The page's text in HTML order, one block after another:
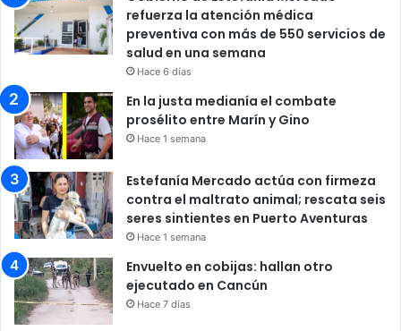
refuerza la atención médica
preventiva con más de 550 servicios de
salud en una semana
Hace 6 días
En la justa medianía el combate
prosélito entre Marín y Gino
Hace 1 semana
Estefanía Mercado actúa con firmeza
contra el maltrato animal; rescata seis
seres sintientes en Puerto Aventuras
Hace 1 semana
Envuelto en cobijas: hallan otro
ejecutado en Cancún
Hace 7 días